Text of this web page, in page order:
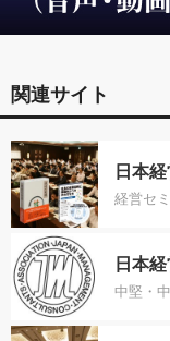
関連サイト
日本
経営セ
日本
中堅・